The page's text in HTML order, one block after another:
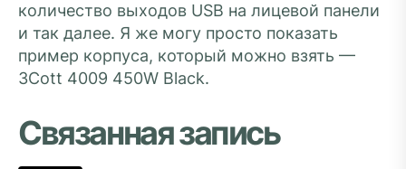
количество выходов USB на лицевой панели
и так далее. Я же могу просто показать
пример корпуса, который можно взять —
3Cott 4009 450W Black.
Связанная запись